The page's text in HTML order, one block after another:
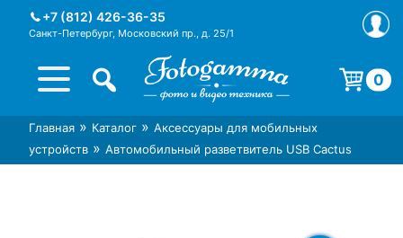
+7 (812) 426-36-35
Санкт-Петербург, Московский пр., д. 25/1
Интернет-магазин фототехники
Foto-Gamma в СПб
Магазин фотоаксессуаров foto-
gamma.ru
0
Корзина пуста.
Главная » Каталог » Аксессуары для мобильных
устройств » Автомобильный разветвитель USB Cactus